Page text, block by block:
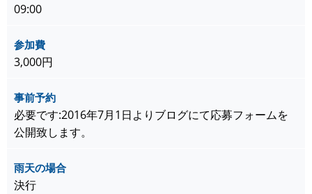
09:00
参加費
3,000円
事前予約
必要です:2016年7月1日よりブログにて応募フォームを
公開致します。
雨天の場合
決行